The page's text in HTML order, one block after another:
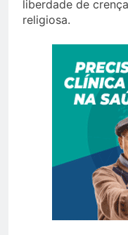
liberdade de
religiosa.